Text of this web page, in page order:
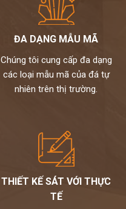
ĐA DẠNG MẪU MÃ
Chúng tôi cung cấp đa dạng
các loại mẫu mã của đá tự
nhiên trên thị trường.
THIẾT KẾ SÁT VỚI THỰC
TẾ